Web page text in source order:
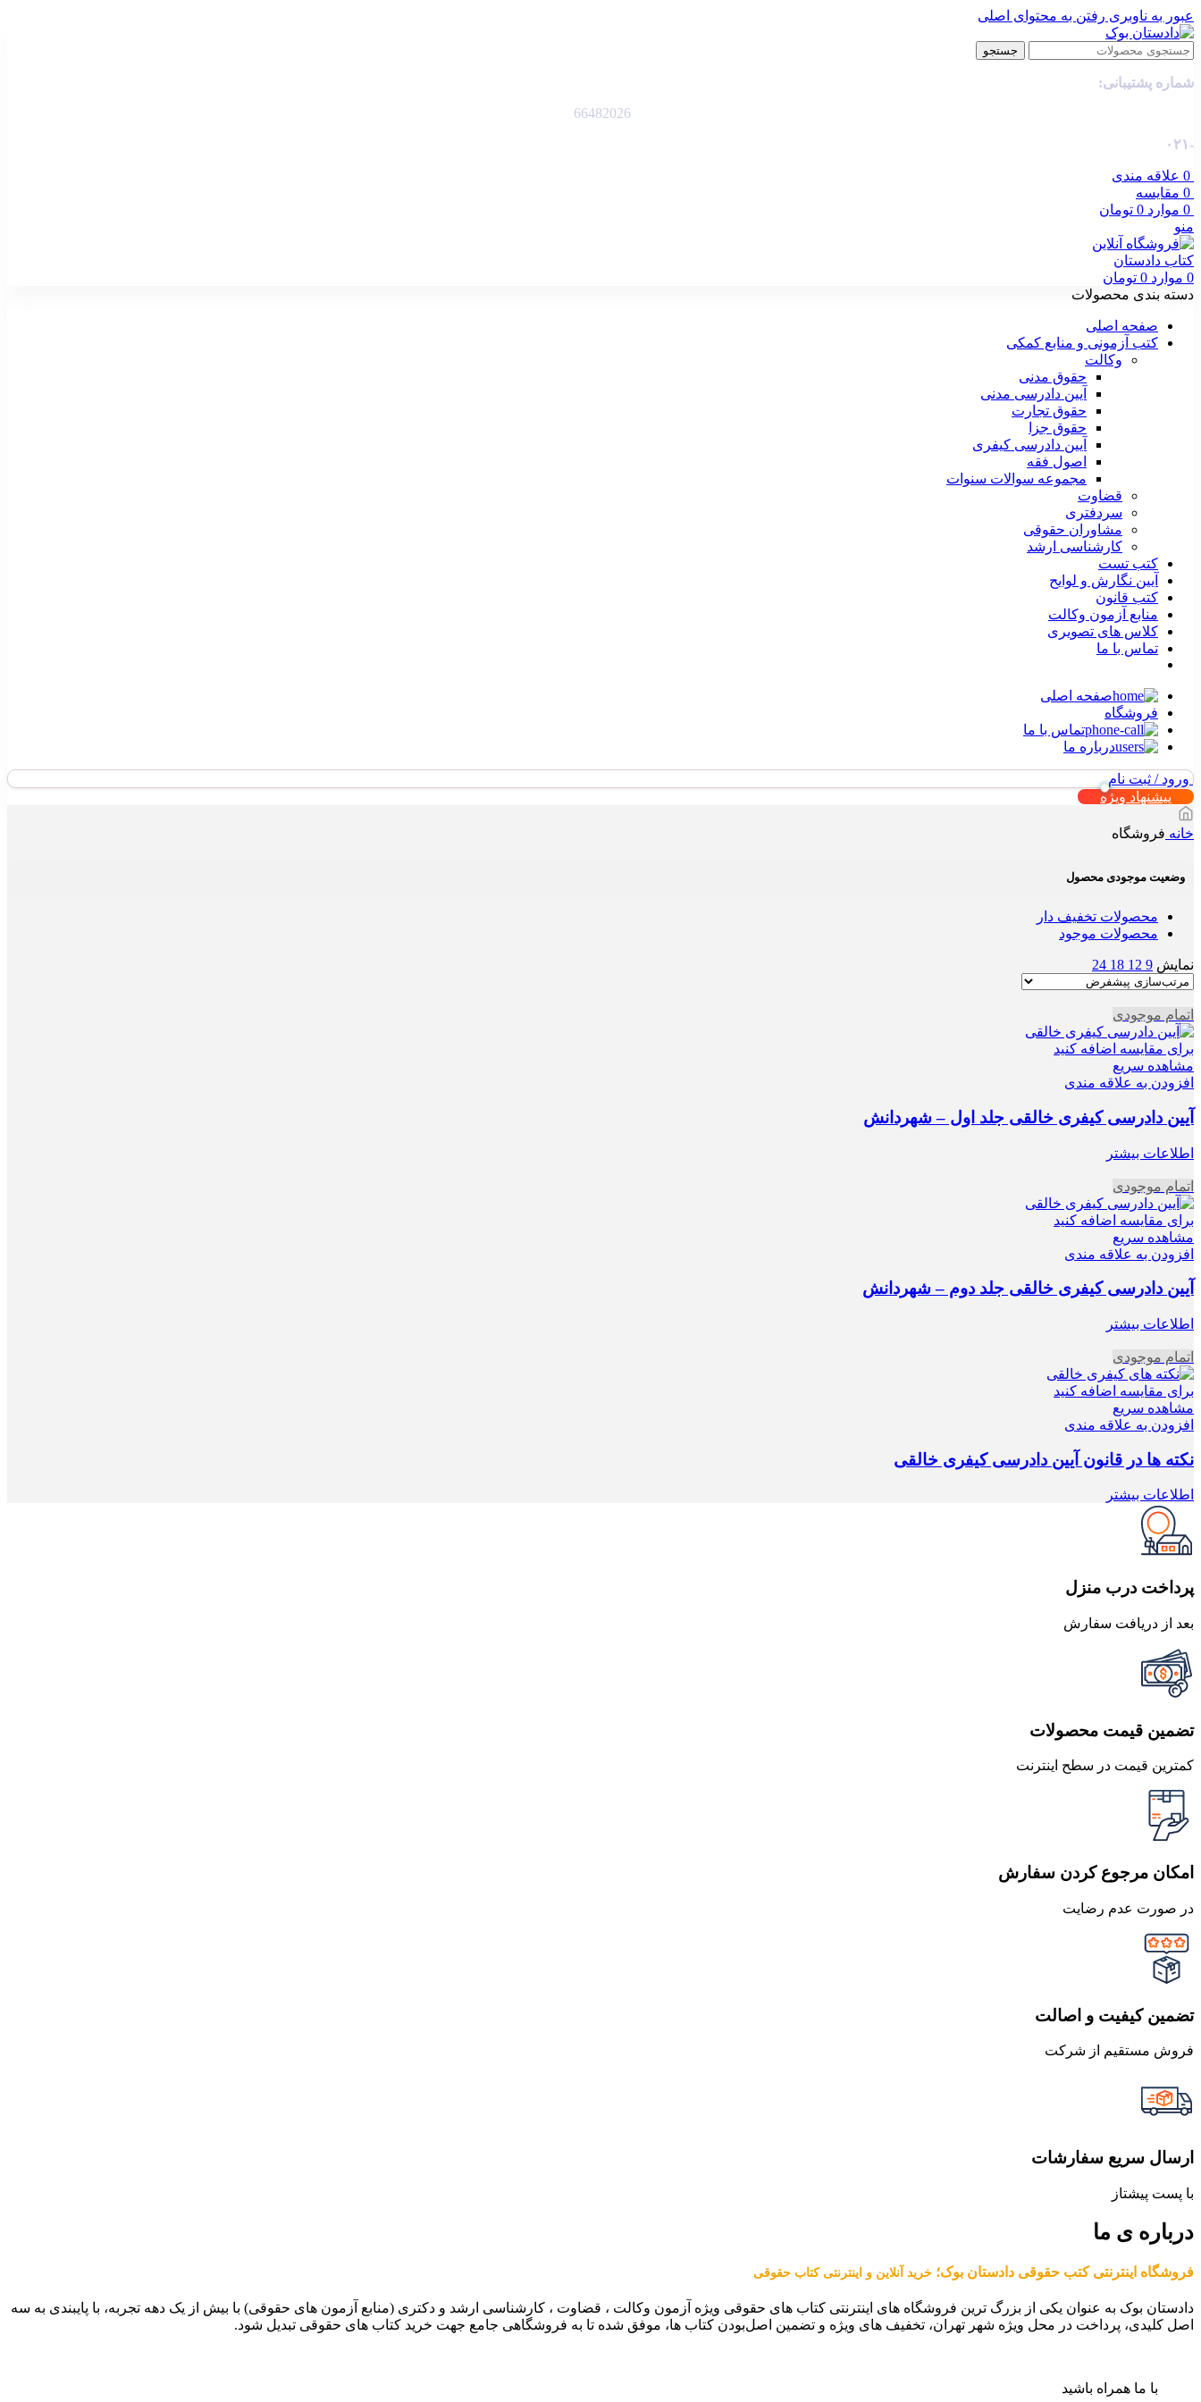
عبور به ناوبری رفتن به محتوای اصلی
جستجو
شماره پشتیبانی:
66482026
-۰۲۱
0 علاقه مندی
0 مقایسه
0 موارد 0 تومان
منو
0 موارد 0 تومان
دسته بندی محصولات
صفحه اصلی
کتب آزمونی و منابع کمکی
وکالت
حقوق مدنی
آیین دادرسی مدنی
حقوق تجارت
حقوق جزا
آیین دادرسی کیفری
اصول فقه
مجموعه سوالات سنوات
قضاوت
سردفتری
مشاوران حقوقی
کارشناسی ارشد
کتب تست
آیین نگارش و لوایح
کتب قانون
منابع آزمون وکالت
کلاس های تصویری
تماس با ما
صفحه اصلی
فروشگاه
تماس با ما
درباره ما
ورود / ثبت نام
پیشنهاد ویژه
خانه فروشگاه
وضعیت موجودی محصول
محصولات تخفیف دار
محصولات موجود
نمایش 9
12
18
24
اتمام موجودی
برای مقایسه اضافه کنید
مشاهده سریع
افزودن به علاقه مندی
آیین دادرسی کیفری خالقی جلد اول – شهردانش
اطلاعات بیشتر
اتمام موجودی
برای مقایسه اضافه کنید
مشاهده سریع
افزودن به علاقه مندی
آیین دادرسی کیفری خالقی جلد دوم – شهردانش
اطلاعات بیشتر
اتمام موجودی
برای مقایسه اضافه کنید
مشاهده سریع
افزودن به علاقه مندی
نکته ها در قانون آیین دادرسی کیفری خالقی
اطلاعات بیشتر
پرداخت درب منزل
بعد از دریافت سفارش
تضمین قیمت محصولات
کمترین قیمت در سطح اینترنت
امکان مرجوع کردن سفارش
در صورت عدم رضایت
تضمین کیفیت و اصالت
فروش مستقیم از شرکت
ارسال سریع سفارشات
با پست پیشتاز
درباره ی ما
فروشگاه اینترنتی کتب حقوقی دادستان بوک؛ خرید آنلاین و اینترنتی کتاب حقوقی
دادستان بوک به عنوان یکی از بزرگ ترین فروشگاه های اینترنتی کتاب های حقوقی ویژه آزمون وکالت ، قضاوت ، کارشناسی ارشد و دکتری (منابع آزمون های حقوقی) با بیش از یک دهه تجربه، با پایبندی به سه
اصل کلیدی، پرداخت در محل ویژه شهر تهران، تخفیف های ویژه و تضمین اصل‌بودن کتاب ها، موفق شده تا به فروشگاهی جامع جهت خرید کتاب های حقوقی تبدیل شود.
با ما همراه باشید